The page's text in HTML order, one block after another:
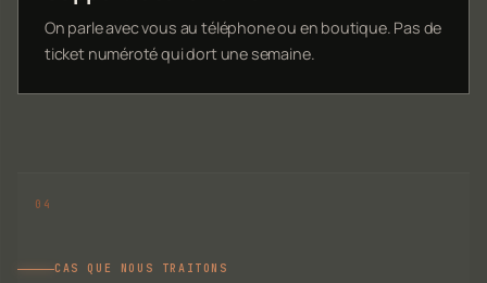
On parle avec vous au téléphone ou en boutique. Pas de
ticket numéroté qui dort une semaine.
CAS QUE NOUS TRAITONS